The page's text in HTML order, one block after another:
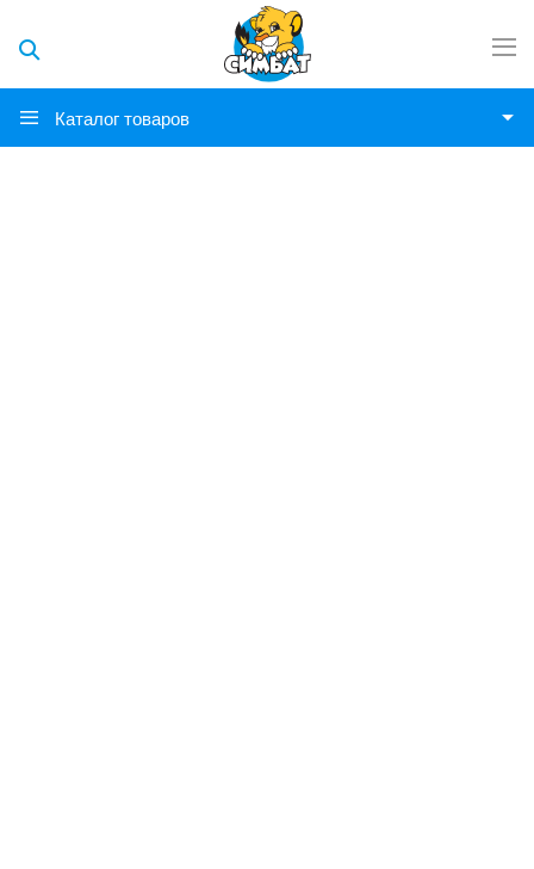
Каталог товаров